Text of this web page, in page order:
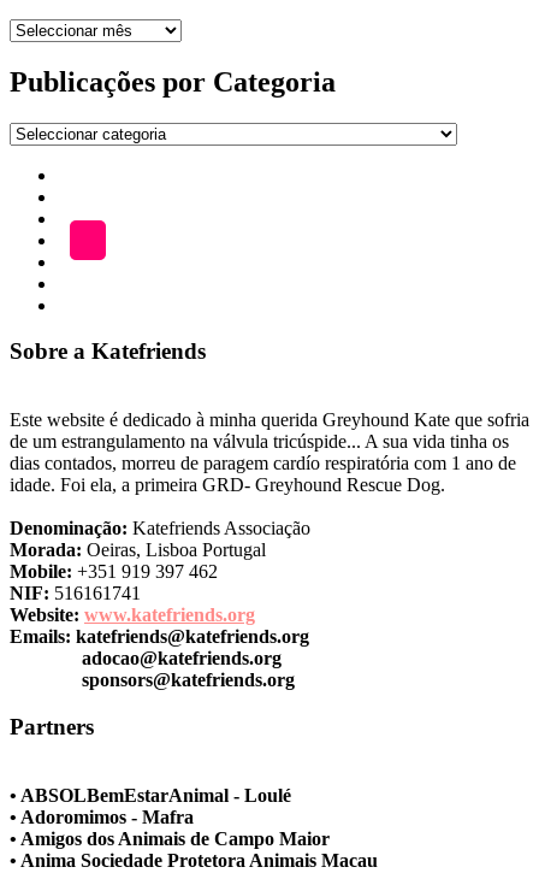
Arquivo
publicações
Publicações por Categoria
Publicações
Categoria
ADOÇÃO
LOJA
Sobre a Katefriends
Este website é dedicado à minha querida Greyhound Kate que sofria
de um estrangulamento na válvula tricúspide... A sua vida tinha os
dias contados, morreu de paragem cardío respiratória com 1 ano de
idade. Foi ela, a primeira GRD- Greyhound Rescue Dog.
Denominação: Katefriends Associação
Morada: Oeiras, Lisboa Portugal
Mobile: +351 919 397 462
NIF: 516161741
Website: www.katefriends.org
Emails: katefriends@katefriends.org
adocao@katefriends.org
sponsors@katefriends.org
Partners
• ABSOLBemEstarAnimal - Loulé
• Adoromimos - Mafra
• Amigos dos Animais de Campo Maior
• Anima Sociedade Protetora Animais Macau